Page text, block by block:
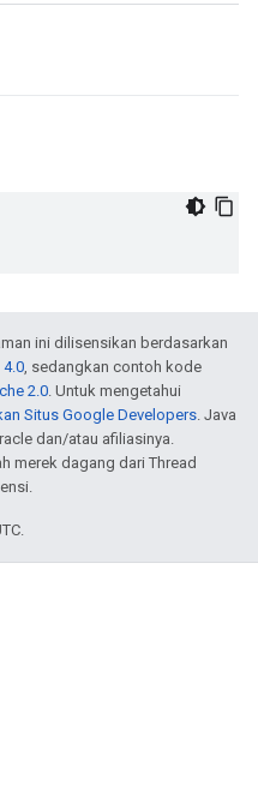
ini dilisensikan berdasarkan
, sedangkan contoh kode
2.0. Untuk mengetahui
Situs Google Developers. Java
dan/atau afiliasinya.
merek dagang dari Thread